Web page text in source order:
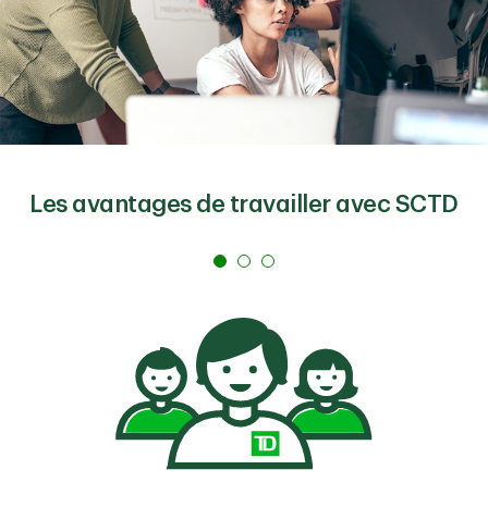
Les avantages de travailler avec SCTD